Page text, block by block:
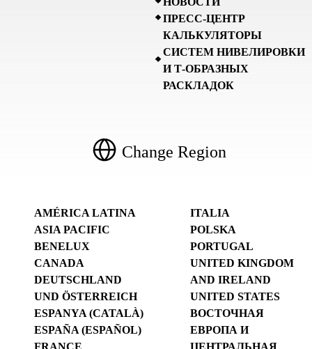
ПРЕСС-ЦЕНТР
КАЛЬКУЛЯТОРЫ
СИСТЕМ НИВЕЛИРОВКИ
И Т-ОБРАЗНЫХ
РАСКЛАДОК
Change Region
AMÉRICA LATINA
ASIA PACIFIC
BENELUX
CANADA
DEUTSCHLAND
UND ÖSTERREICH
ESPANYA (CATALÀ)
ESPAÑA (ESPAÑOL)
FRANCE
ITALIA
POLSKA
PORTUGAL
UNITED KINGDOM
AND IRELAND
UNITED STATES
ВОСТОЧНАЯ
ЕВРОПА И
ЦЕНТРАЛЬНАЯ